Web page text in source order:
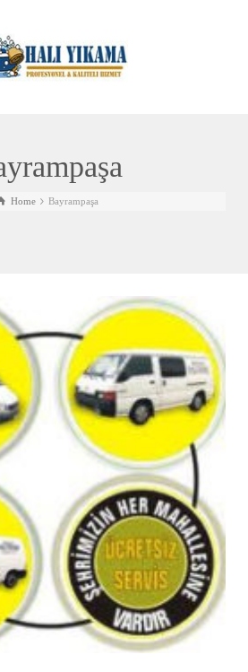
Home Bayrampaşa